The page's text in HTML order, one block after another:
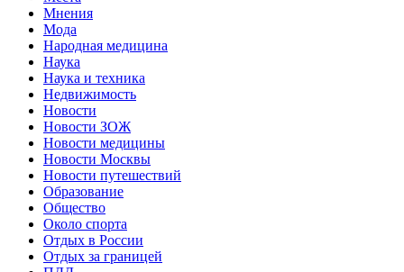
Мнения
Мода
Народная медицина
Наука
Наука и техника
Недвижимость
Новости
Новости ЗОЖ
Новости медицины
Новости Москвы
Новости путешествий
Образование
Общество
Около спорта
Отдых в России
Отдых за границей